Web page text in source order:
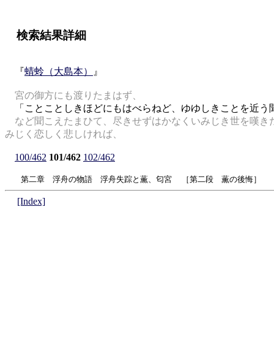
検索結果詳細
『蜻蛉（大島本） 』
宮の御方にも渡りたまはず、
「ことことしきほどにもはべらねど、ゆゆしきことを近
など聞こえたまひて、尽きせずはかなくいみじき世を嘆
みじく恋しく悲しければ、
100/462 101/462 102/462
第二章 浮舟の物語 浮舟失踪と薫、匂宮 ［第二段 薫の後悔］
[Index]